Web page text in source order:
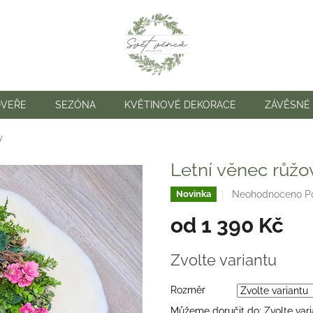
SEZÓNA KVĚTINOVÉ DEKORACE ZÁVĚSNÉ
Letní věnec
Novinka
Průměrné
produktu
je
z
hvězdiček.
Neohodnoceno
od 1 390 Kč
cena:
Zvolte variantu
Rozměr